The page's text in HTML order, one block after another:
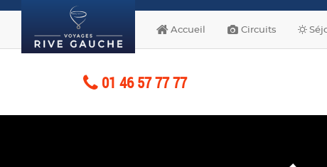
Accueil Circuits
01 46 57 77 77